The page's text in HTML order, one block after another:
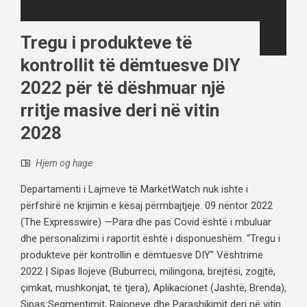
Tregu i produkteve të
kontrollit të dëmtuesve DIY
2022 për të dëshmuar një
rritje masive deri në vitin
2028
Hjem og hage
Departamenti i Lajmeve të MarketWatch nuk ishte i
përfshirë në krijimin e kësaj përmbajtjeje. 09 nëntor 2022
(The Expresswire) —Para dhe pas Covid është i mbuluar
dhe personalizimi i raportit është i disponueshëm. “Tregu i
produkteve për kontrollin e dëmtuesve DIY” Vështrime
2022 | Sipas llojeve (Buburreci, milingona, brejtësi, zogjtë,
çimkat, mushkonjat, të tjera), Aplikacionet (Jashtë, Brenda),
Sipas Segmentimit, Rajoneve dhe Parashikimit deri në vitin